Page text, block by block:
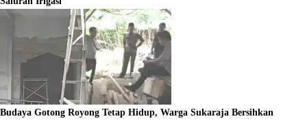
Budaya Gotong Royong Tetap Hidup, Warga Sukaraja Bersihkan